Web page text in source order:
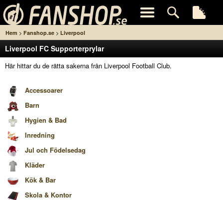
Hem > Fanshop.se > Liverpool
Liverpool FC Supporterprylar
Här hittar du de rätta sakerna från Liverpool Football Club.
Accessoarer
Barn
Hygien & Bad
Inredning
Jul och Födelsedag
Kläder
Kök & Bar
Skola & Kontor